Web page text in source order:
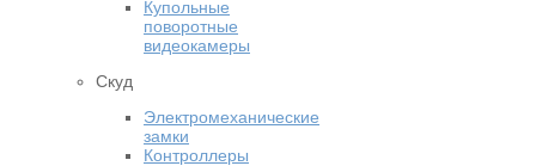
Купольные
поворотные
видеокамеры
Скуд
Электромеханические
замки
Контроллеры